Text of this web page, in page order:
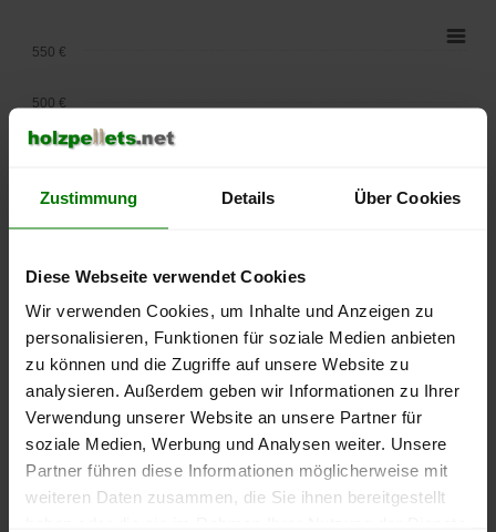
Zustimmung Details Über Cookies
Diese Webseite verwendet Cookies
Wir verwenden Cookies, um Inhalte und Anzeigen zu
personalisieren, Funktionen für soziale Medien anbieten
zu können und die Zugriffe auf unsere Website zu
analysieren. Außerdem geben wir Informationen zu Ihrer
Verwendung unserer Website an unsere Partner für
soziale Medien, Werbung und Analysen weiter. Unsere
Partner führen diese Informationen möglicherweise mit
weiteren Daten zusammen, die Sie ihnen bereitgestellt
lose Ware Sackware
September
2025
Januar
2026
Mai
2026
250 €
300 €
400 €
500 €
550 €
Die aktuelle Preisentwicklung für Holzpellets in Deutschland
können Sie jederzeit auf unsererPelletspreise-Seite